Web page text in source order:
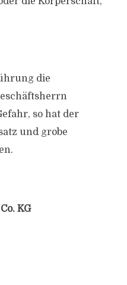
die
so hat der
und grobe
KG